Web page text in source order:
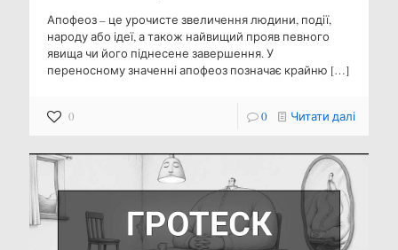
Апофеоз – це урочисте звеличення людини, події,
народу або ідеї, а також найвищий прояв певного
явища чи його піднесене завершення. У
переносному значенні апофеоз позначає крайню […]
0 0 Читати далі